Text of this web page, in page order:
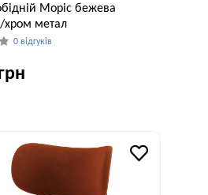
Моріс бежева
хром метал
0 відгуків
59 см 85 см